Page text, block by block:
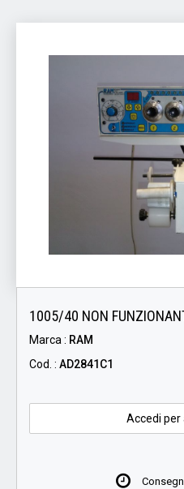
1005/40 NON
Marca : RAM
Cod. : AD2841C1
Accedi per